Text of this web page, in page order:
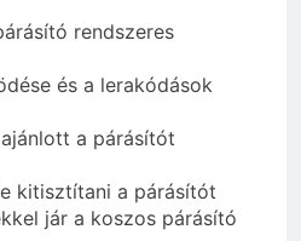
rendszeres
és a lerakódások
a párásítót
kitisztítani a párásítót
jár a koszos párásító